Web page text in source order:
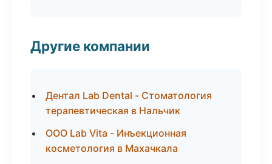
Другие компании
Дентал Lab Dental - Стоматология
терапевтическая в Нальчик
ООО Lab Vita - Инъекционная
косметология в Махачкала